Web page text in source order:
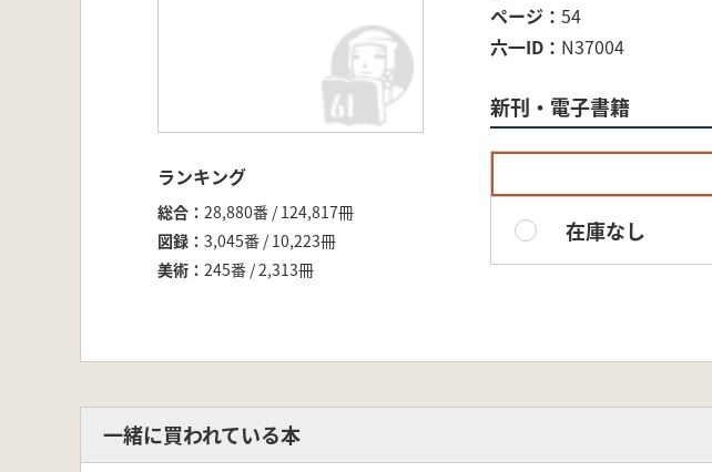
ランキング
総合
28,880番 / 124,817冊
図録
3,045番 / 10,223冊
美術
245番 / 2,313冊
ページ
54
六一ID
N37004
新刊・電子書籍
在庫なし
一緒に買われている本